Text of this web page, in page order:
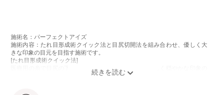
施術名：パーフェクトアイズ
施術内容：たれ目形成術クイック法と目尻切開法を組み合わせ、優しく大
きな印象の目元を目指す施術です。
[たれ目形成術クイック法]
医療用の糸で目尻の下側を軽く引き下げることで、優しく穏やかな印象の